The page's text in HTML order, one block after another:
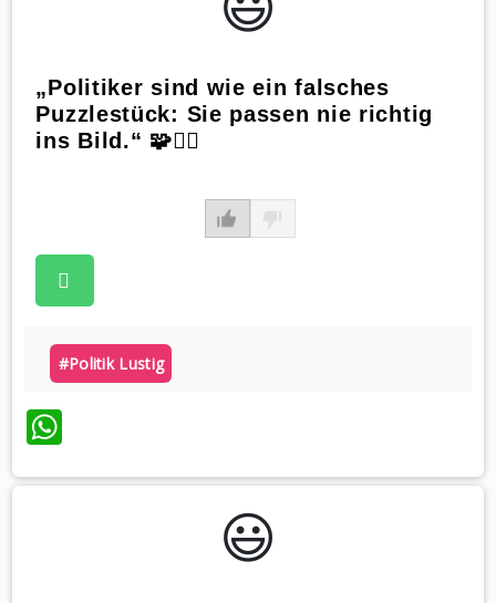
„Politiker sind wie ein falsches
Puzzlestück: Sie passen nie richtig
ins Bild.“ 🧩🙅‍♂️
#politik Lustig
WhatsApp
😃️